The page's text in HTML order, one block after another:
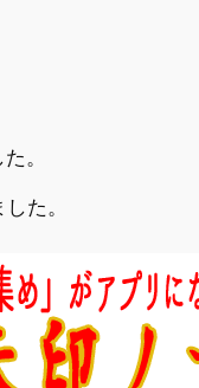
。
た。